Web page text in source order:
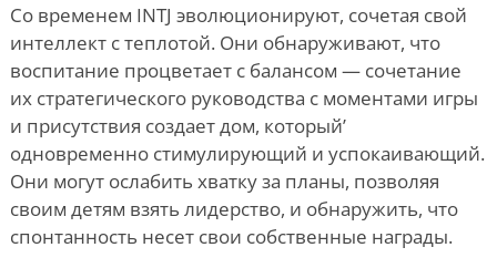
Со временем INTJ эволюционируют, сочетая свой
интеллект с теплотой. Они обнаруживают, что
воспитание процветает с балансом — сочетание
их стратегического руководства с моментами игры
и присутствия создает дом, который’
одновременно стимулирующий и успокаивающий.
Они могут ослабить хватку за планы, позволяя
своим детям взять лидерство, и обнаружить, что
спонтанность несет свои собственные награды.